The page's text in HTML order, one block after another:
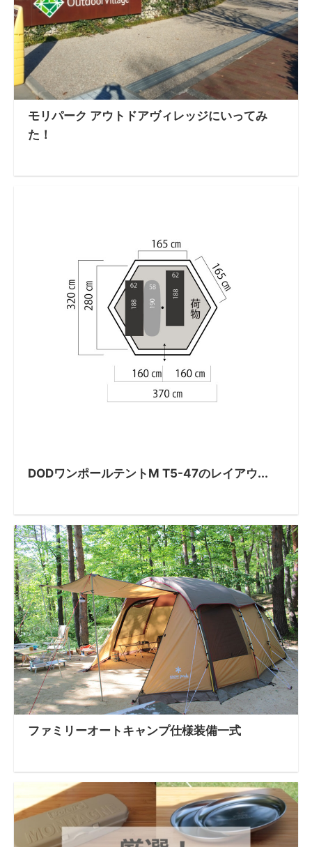
モリパーク アウトドアヴィレッジにいってみ
た！
DODワンポールテントM T5-47のレイアウ...
ファミリーオートキャンプ仕様装備一式